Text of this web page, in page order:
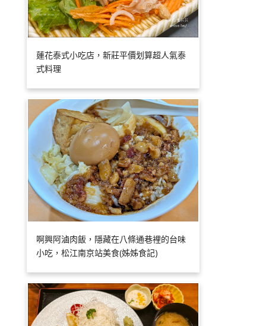
蓮花泰式小吃店，新莊平價划算超人氣泰
式料理
啊興阿滷肉飯，隱藏在八條通巷裡的台味
小吃，松江南京站美食(姊姊食記)